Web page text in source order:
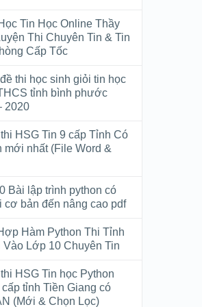
Tin Học Online Thầy
Thi Chuyên Tin & Tin
Cấp Tốc
thi học sinh giỏi tin học
tỉnh bình phước
2020
HSG Tin 9 cấp Tỉnh Có
mới nhất (File Word &
Bài lập trình python có
cơ bản đến nâng cao pdf
Hàm Python Thi Tỉnh
Vào Lớp 10 Chuyên Tin
HSG Tin học Python
tỉnh Tiền Giang có
(Mới & Chọn Lọc)